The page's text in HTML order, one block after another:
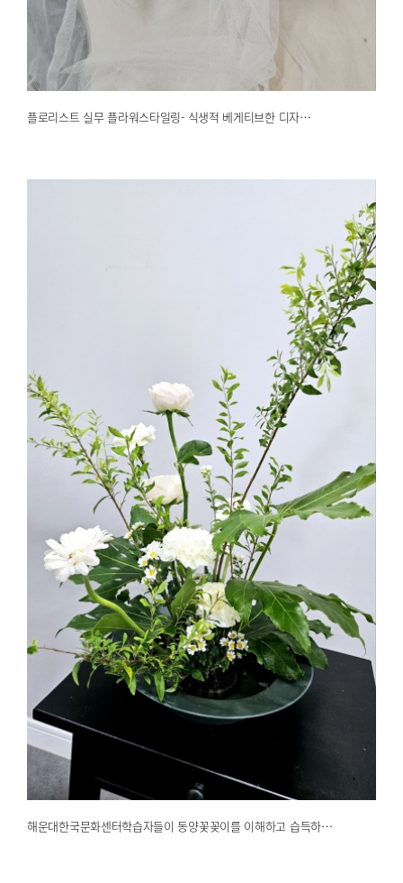
2025.03.24
플로리스트 실무 플라워스타일링- 식생적 베게티브한 디자…
2025.03.04 해운대한국문화센터
해운대한국문화센터학습자들이 동양꽃꽂이를 이해하고 습득하…